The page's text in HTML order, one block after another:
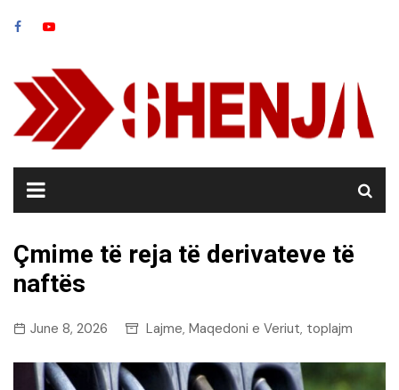
Çmime të reja të derivateve të
naftës
June 8, 2026 Lajme, Maqedoni e Veriut, toplajm